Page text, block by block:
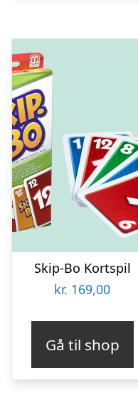
Skip-Bo Kortspil
kr. 169,00
Gå til shop